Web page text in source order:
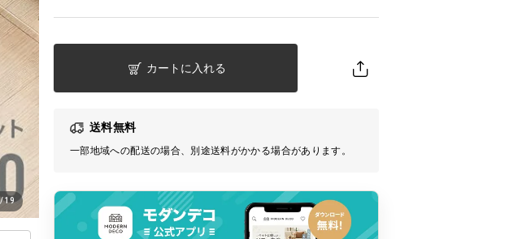
カートに入れる
送料無料
一部地域への配送の場合、別途送料がかかる場合があります。
/19